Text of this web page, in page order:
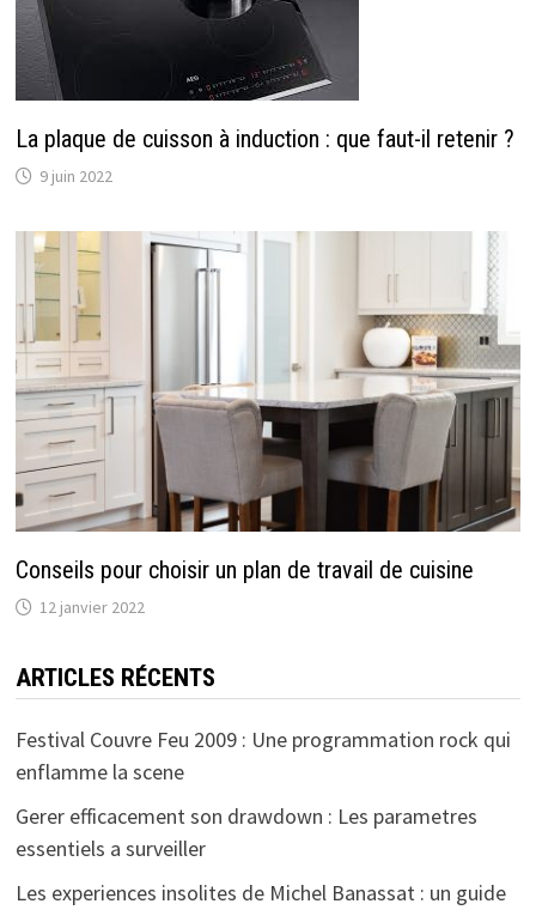
La plaque de cuisson à induction : que faut-il retenir ?
9 juin 2022
Conseils pour choisir un plan de travail de cuisine
12 janvier 2022
ARTICLES RÉCENTS
Festival Couvre Feu 2009 : Une programmation rock qui
enflamme la scene
Gerer efficacement son drawdown : Les parametres
essentiels a surveiller
Les experiences insolites de Michel Banassat : un guide